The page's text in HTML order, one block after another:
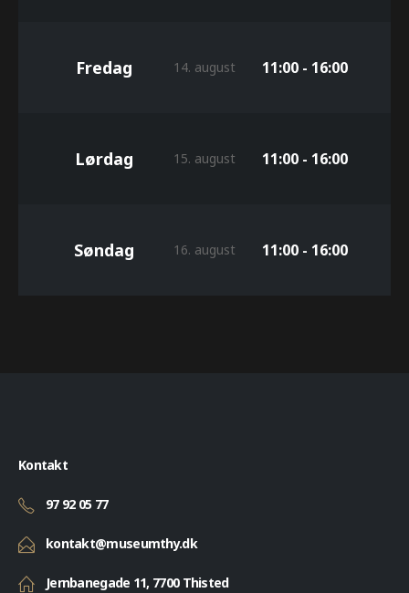
Fredag 14. august 11:00 - 16:00
Lørdag 15. august 11:00 - 16:00
Søndag 16. august 11:00 - 16:00
Kontakt
97 92 05 77
kontakt@museumthy.dk
Jernbanegade 11, 7700 Thisted